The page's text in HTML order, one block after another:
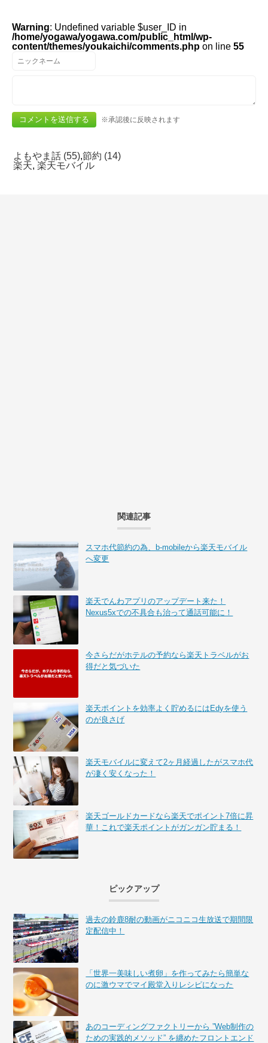
Warning: Undefined variable $user_ID in
/home/yogawa/yogawa.com/public_html/wp-
content/themes/youkaichi/comments.php on line 55
※承認後に反映されます
よもやま話 (55),節約 (14)
楽天,楽天モバイル
関連記事
スマホ代節約の為、b-mobileから楽天モバイル
へ変更
楽天でんわアプリのアップデート来た！
Nexus5xでの不具合も治って通話可能に！
今さらだがホテルの予約なら楽天トラベルがお
得だと気づいた
楽天ポイントを効率よく貯めるにはEdyを使う
のが良さげ
楽天モバイルに変えて2ヶ月経過したがスマホ代
が凄く安くなった！
楽天ゴールドカードなら楽天でポイント7倍に昇
華！これで楽天ポイントがガンガン貯まる！
ピックアップ
過去の鈴鹿8耐の動画がニコニコ生放送で期間限
定配信中！
「世界一美味しい煮卵」を作ってみたら簡単な
のに激ウマでマイ殿堂入りレシピになった
あのコーディングファクトリーから ”Web制作の
ための実践的メソッド” を纏めたフロントエンド